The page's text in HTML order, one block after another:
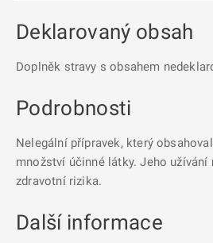
Deklarovaný obsah
Doplněk stravy s obsahem
Podrobnosti
Nelegální přípravek, který
množství účinné látky. Jeho užívání
zdravotní rizika.
Další informace